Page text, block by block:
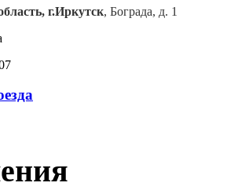
г.Иркутск, Бограда, д. 1